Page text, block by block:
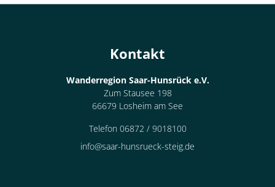
Kontakt
Wanderregion Saar-Hunsrück e.V.
Zum Stausee 198
66679 Losheim am See
Telefon 06872 / 9018100
info@saar-hunsrueck-steig.de